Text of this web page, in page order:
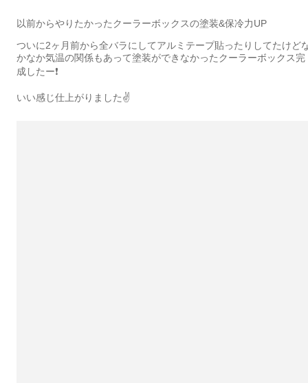
以前からやりたかったクーラーボックスの塗装&保冷力UP
ついに2ヶ月前から全バラにしてアルミテープ貼ったりしてたけど
かなか気温の関係もあって塗装ができなかったクーラーボックス完
成したー❗️
いい感じ仕上がりました✌️